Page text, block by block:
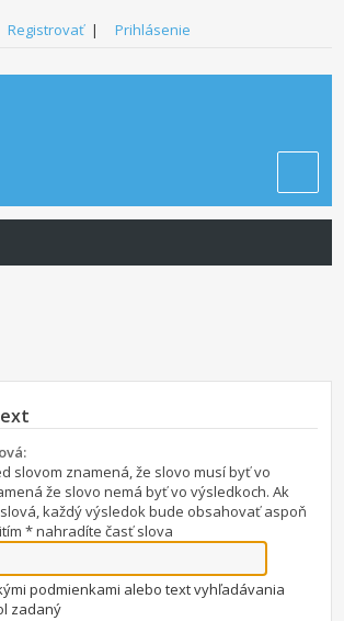
Registrovať| Prihlásenie
slovom znamená, že slovo musí byť vo
že slovo nemá byť vo výsledkoch. Ak
každý výsledok bude obsahovať aspoň
* nahradíte časť slova
podmienkami alebo text vyhľadávania
zadaný